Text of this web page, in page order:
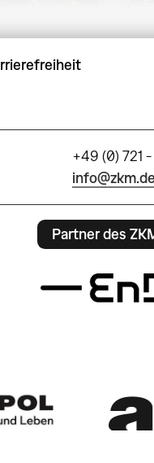
+49 (0) 721
info@zkm.de
Partner des